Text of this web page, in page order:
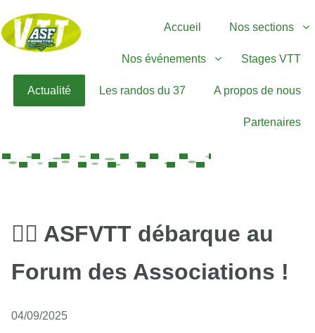
Accueil Nos sections
Nos événements Stages VTT
Actualité Les randos du 37 A propos de nous
Partenaires
🚴‍♀️ ASFVTT débarque au
Forum des Associations !
04/09/2025